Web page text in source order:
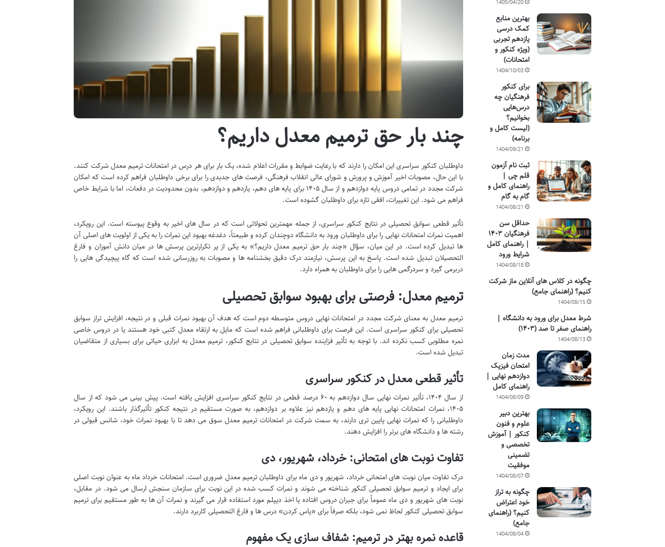
چند بار حق ترمیم معدل داریم؟
داوطلبان کنکور سراسری این امکان را دارند که با رعایت ضوابط و مقررات اعلام شده، یک بار برای هر درس در امتحانات ترمیم معدل شرکت کنند.
با این حال، مصوبات اخیر آموزش و پرورش و شورای عالی انقلاب فرهنگی، فرصت های جدیدی را برای برخی داوطلبان فراهم کرده است که امکان
شرکت مجدد در تمامی دروس پایه دوازدهم و از سال ۱۴۰۵ برای پایه های دهم، یازدهم و دوازدهم، بدون محدودیت در دفعات، اما با شرایط خاص
فراهم می شود. این تغییرات، افقی تازه برای داوطلبان گشوده است.
تأثیر قطعی سوابق تحصیلی در نتایج کنکور سراسری، از جمله مهمترین تحولاتی است که در سال های اخیر به وقوع پیوسته است. این رویکرد،
اهمیت نمرات امتحانات نهایی را برای داوطلبان ورود به دانشگاه دوچندان کرده و طبیعتاً، دغدغه بهبود این نمرات را به یکی از اولویت های اصلی آن
ها تبدیل کرده است. در این میان، سؤال «چند بار حق ترمیم معدل داریم؟» به یکی از پر تکرارترین پرسش ها در میان دانش آموزان و فارغ
التحصیلان تبدیل شده است. پاسخ به این پرسش، نیازمند درک دقیق بخشنامه ها و مصوبات به روزرسانی شده است که گاه پیچیدگی هایی را
دربرمی گیرد و سردرگمی هایی را برای داوطلبان به همراه دارد.
ترمیم معدل: فرصتی برای بهبود سوابق تحصیلی
ترمیم معدل به معنای شرکت مجدد در امتحانات نهایی دروس متوسطه دوم است که هدف آن بهبود نمرات قبلی و در نتیجه، افزایش تراز سوابق
تحصیلی برای کنکور سراسری است. این فرصت برای داوطلبانی فراهم شده است که مایل به ارتقاء معدل کتبی خود هستند یا در دروس خاصی
نمره مطلوبی کسب نکرده اند. با توجه به تأثیر فزاینده سوابق تحصیلی در نتایج کنکور، ترمیم معدل به ابزاری حیاتی برای بسیاری از متقاضیان
تبدیل شده است.
تأثیر قطعی معدل در کنکور سراسری
از سال ۱۴۰۴، تأثیر نمرات نهایی سال دوازدهم به ۶۰ درصد قطعی در نتایج کنکور سراسری افزایش یافته است. پیش بینی می شود که از سال
۱۴۰۵، نمرات امتحانات نهایی پایه های دهم و یازدهم نیز علاوه بر دوازدهم، به صورت مستقیم در نتیجه کنکور تأثیرگذار باشند. این رویکرد،
داوطلبانی را که نمرات نهایی پایین تری دارند، به سمت شرکت در امتحانات ترمیم معدل سوق می دهد تا با بهبود نمرات خود، شانس قبولی در
رشته ها و دانشگاه های برتر را افزایش دهند.
تفاوت نوبت های امتحانی: خرداد، شهریور، دی
درک تفاوت میان نوبت های امتحانی خرداد، شهریور و دی ماه برای داوطلبان ترمیم معدل ضروری است. امتحانات خرداد ماه به عنوان نوبت اصلی
برای ایجاد و ترمیم سوابق تحصیلی کنکور شناخته می شوند و نمرات کسب شده در این نوبت برای سازمان سنجش ارسال می شود. در مقابل،
نوبت های شهریور و دی ماه عموماً برای جبران دروس افتاده یا اخذ دیپلم مورد استفاده قرار می گیرند و نمرات آن ها به طور مستقیم برای ترمیم
سوابق تحصیلی کنکور لحاظ نمی شود، بلکه صرفاً برای «پاس کردن» درس ها و فارغ التحصیلی کاربرد دارند.
قاعده نمره بهتر در ترمیم: شفاف سازی یک مفهوم
1405/04/20
بهترین منابع
کمک درسی
یازدهم تجربی
(ویژه کنکور و
امتحانات)
1404/10/03
برای کنکور
فرهنگیان چه
درس‌هایی
بخوانیم؟
(لیست کامل و
برنامه)
1404/09/21
ثبت نام آزمون
قلم چی |
راهنمای کامل و
گام به گام
1404/08/21
حداقل سن
فرهنگیان ۱۴۰۳
| راهنمای کامل
شرایط ورود
1404/08/18
چگونه در کلاس های آنلاین ماز شرکت
کنیم؟ (راهنمای جامع)
1404/08/15
شرط معدل برای ورود به دانشگاه |
راهنمای صفر تا صد (۱۴۰۳)
1404/08/13
مدت زمان
امتحان فیزیک
دوازدهم نهایی |
راهنمای کامل
1404/08/09
بهترین دبیر
علوم و فنون
کنکور | آموزش
تخصصی و
تضمینی
موفقیت
1404/08/07
چگونه به تراز
خود اعتراض
کنیم؟ (راهنمای
جامع)
1404/08/04